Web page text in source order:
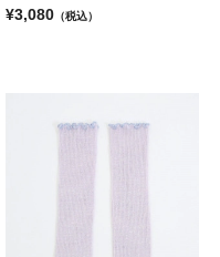
¥3,080 （税込）